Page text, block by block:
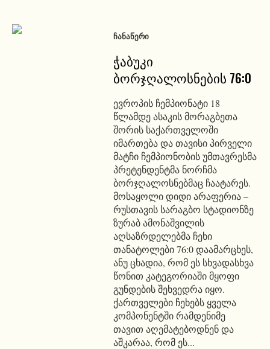
ᲩᲐᲜᲐᲬᲔᲠᲘ
ჭაბუკი
ბორჯღალოსნების 76:0
ევროპის ჩემპიონატი 18
წლამდე ასაკის მორაგბეთა
შორის საქართველოში
იმართება და თავისი პირველი
მატჩი ჩემპიონობის უმთავრესმა
პრეტენდენტმა ნორჩმა
ბორჯღალოსნებმაც ჩაატარეს.
მოსაყოლი დიდი არაფერია –
რუსთავის სარაგბო სტადიონზე
ზურაბ ამონაშვილის
აღსაზრდელებმა ჩეხი
თანატოლები 76:0 დაამარცხეს,
ანუ ცხადია, რომ ეს სხვადასხვა
წონით კატეგორიაში მყოფი
გუნდების შეხვედრა იყო.
ქართველები ჩეხებს ყველა
კომპონენტში რამდენიმე
თავით აღემატებოდნენ და
აშკარაა, რომ ეს...